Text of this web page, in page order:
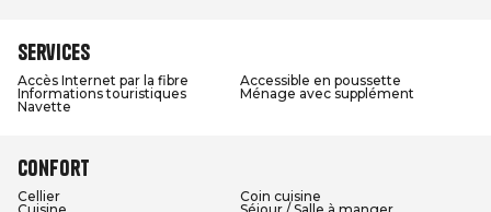
Services
Accès Internet par la fibre
Accessible en poussette
Informations touristiques
Ménage avec supplément
Navette
Confort
Cellier
Coin cuisine